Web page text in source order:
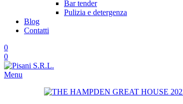
Bar tender
Pulizia e detergenza
Blog
Contatti
0
0
Menu